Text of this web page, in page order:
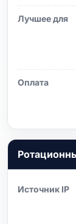
Лучшее для
Оплата
Источник IP